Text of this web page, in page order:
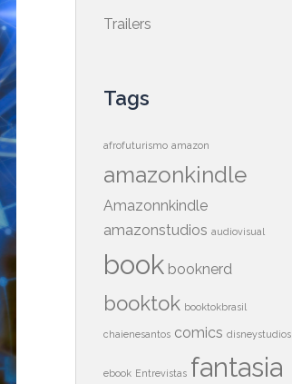
Trailers
Tags
afrofuturismo amazon
amazonkindle
Amazonnkindle
amazonstudios audiovisual
book booknerd
booktok booktokbrasil
chaienesantos comics disneystudios
ebook Entrevistas fantasia